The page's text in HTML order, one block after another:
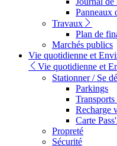
Panneaux
Travaux
Plan de
Marchés publics
Vie quotidienne et
Vie quotidienne et
Stationner / Se
Parkings
Transports
Recharge
Carte
Propreté
Sécurité